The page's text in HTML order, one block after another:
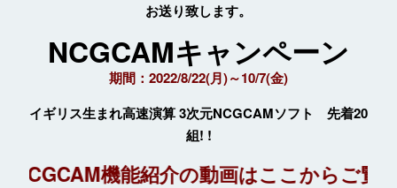
お送り致します。
NCGCAMキャンペーン
期間：2022/8/22(月)～10/7(金)
イギリス生まれ高速演算 3次元NCGCAMソフト 先着20
組! !
NCGCAM機能紹介の動画はここからご覧